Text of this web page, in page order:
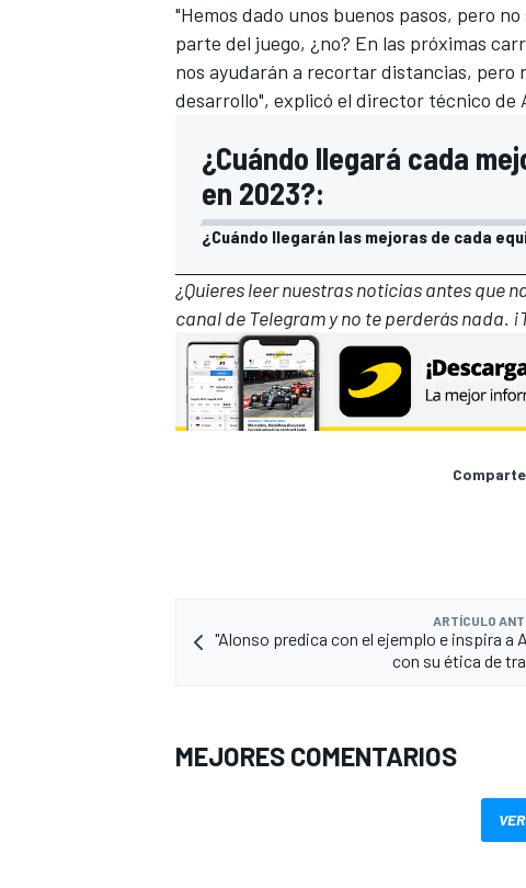
"Hemos dado unos buenos pasos, pero
parte del juego, ¿no? En las próximas
nos ayudarán a recortar distancias, pero
desarrollo", explicó el director técnico de
¿Cuándo llegará cada
en 2023?:
¿Cuándo llegarán las mejoras de cada
¿Quieres leer nuestras noticias antes que
canal de Telegramy no te perderás nada.
ARTÍCULO
"Alonso predica con el ejemplo e inspira a
con su ética de
MEJORES COMENTARIOS